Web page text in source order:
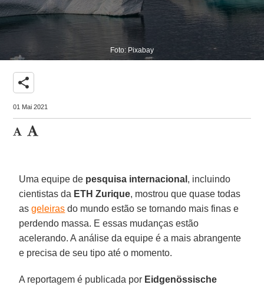
Foto: Pixabay
share
01 Mai 2021
Uma equipe de pesquisa internacional , incluindo
cientistas da ETH Zurique, mostrou que quase todas
asgeleiras do mundo estão se tornando mais finas e
perdendo massa. E essas mudanças estão
acelerando. A análise da equipe é a mais abrangente
e precisa de seu tipo até o momento.
A reportagem é publicada por Eidgenössische